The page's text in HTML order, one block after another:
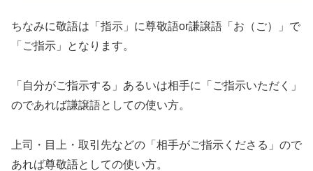
ちなみに敬語は「指示」に尊敬語or謙譲語「お（ご）」で
「ご指示」となります。
「自分がご指示する」あるいは相手に「ご指示いただく」
のであれば謙譲語としての使い方。
上司・目上・取引先などの「相手がご指示くださる」ので
あれば尊敬語としての使い方。